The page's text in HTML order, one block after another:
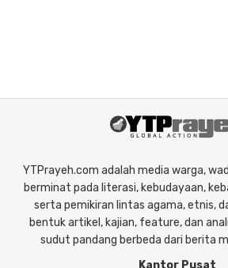
YTPrayeh.com adalah media warga,
berminat pada literasi, kebudayaan,
serta pemikiran lintas agama, etnis,
bentuk artikel, kajian, feature, dan
sudut pandang berbeda dari berita
Kantor Pusat